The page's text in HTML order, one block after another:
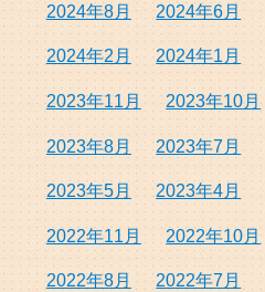
2024年8月 2024年6月
2024年2月 2024年1月
2023年11月 2023年10月
2023年8月 2023年7月
2023年5月 2023年4月
2022年11月 2022年10月
2022年8月 2022年7月